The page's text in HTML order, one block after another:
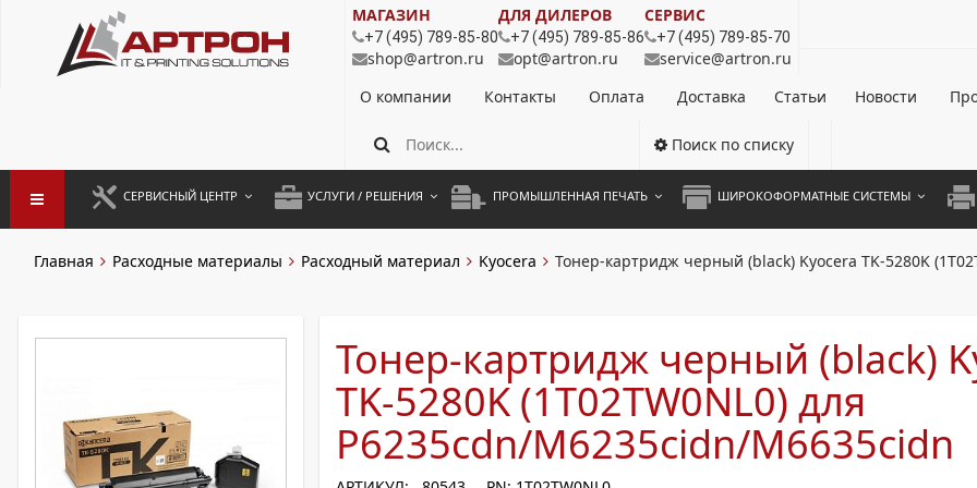
МАГАЗИН
+7 (495) 789-85-80
shop@artron.ru
ДЛЯ ДИЛЕРОВ
+7 (495) 789-85-86
opt@artron.ru
СЕРВИС
+7 (495) 789-85-70
service@artron.ru
О компании
Контакты Оплата Доставка Статьи Новости
Поиск по списку
СЕРВИСНЫЙ ЦЕНТР
ПРОФИЛАКТИКА И ТО
РАЗОВЫЕ РЕМОНТЫ
УСЛУГИ / РЕШЕНИЯ
АРЕНДА ОБОРУДОВАНИЯ
ПРОМЫШЛЕННАЯ ПЕЧАТЬ ШИРОКОФОРМАТНЫЕ СИСТЕМЫ
А4
Главная Расходные материалы Расходный материал Kyocera Тонер-картридж черный (black) Kyocera TK-5280K
Тонер-картридж черный (black)
TK-5280K (1T02TW0NL0) для
P6235cdn/M6235cidn/M6635cidn